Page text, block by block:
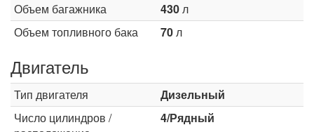
Объем багажника 430л
Объем топливного бака
70л
Двигатель
Тип двигателя
Дизельный
Число цилиндров /
4/Рядный